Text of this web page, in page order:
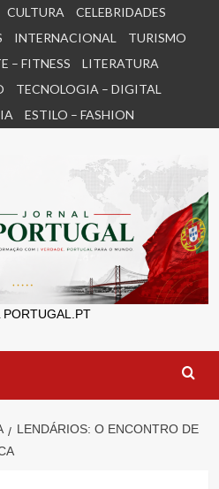
CULTURA
CELEBRIDADES
INTERNACIONAL
TURISMO
– FITNESS
LITERATURA
TECNOLOGIA – DIGITAL
ESTILO – FASHION
PORTUGAL.PT
LENDÁRIOS: O ENCONTRO DE